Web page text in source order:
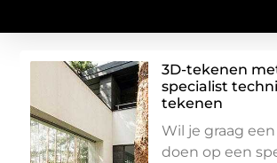
3D-tekenen
specialist
tekenen
Wil je graag
doen op een